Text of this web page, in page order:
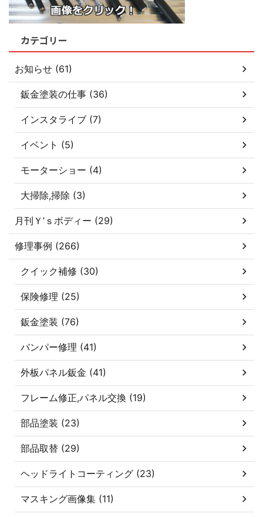
カテゴリー
お知らせ (61)
鈑金塗装の仕事 (36)
インスタライブ (7)
イベント (5)
モーターショー (4)
大掃除,掃除 (3)
月刊Ｙ’ｓボディー (29)
修理事例 (266)
クイック補修 (30)
保険修理 (25)
鈑金塗装 (76)
バンパー修理 (41)
外板パネル鈑金 (41)
フレーム修正,パネル交換 (19)
部品塗装 (23)
部品取替 (29)
ヘッドライトコーティング (23)
マスキング画像集 (11)